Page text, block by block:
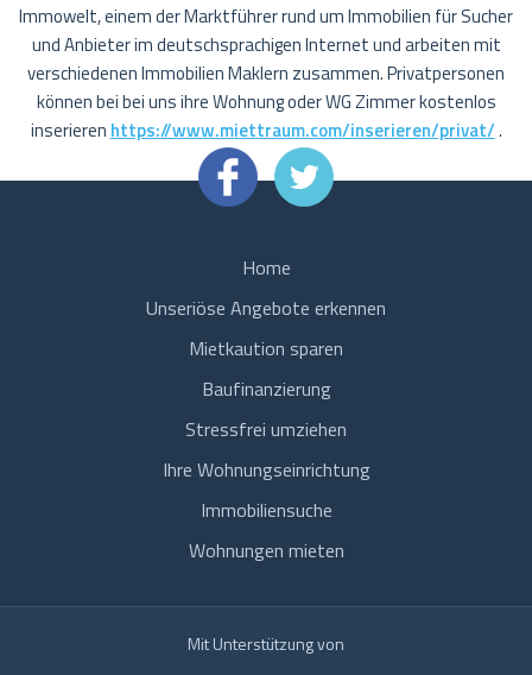
Immowelt, einem der Marktführer rund um Immobilien für Sucher
und Anbieter im deutschsprachigen Internet und arbeiten mit
verschiedenen Immobilien Maklern zusammen. Privatpersonen
können bei bei uns ihre Wohnung oder WG Zimmer kostenlos
inserieren https://www.miettraum.com/inserieren/privat/.
Home
Unseriöse Angebote erkennen
Mietkaution sparen
Baufinanzierung
Stressfrei umziehen
Ihre Wohnungseinrichtung
Immobiliensuche
Wohnungen mieten
Mit Unterstützung von